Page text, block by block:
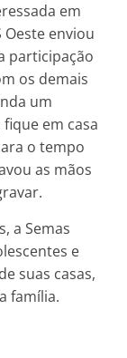
em
Oeste enviou
participação
os demais
um
em casa
o tempo
as mãos
a Semas
e
suas casas,
família.